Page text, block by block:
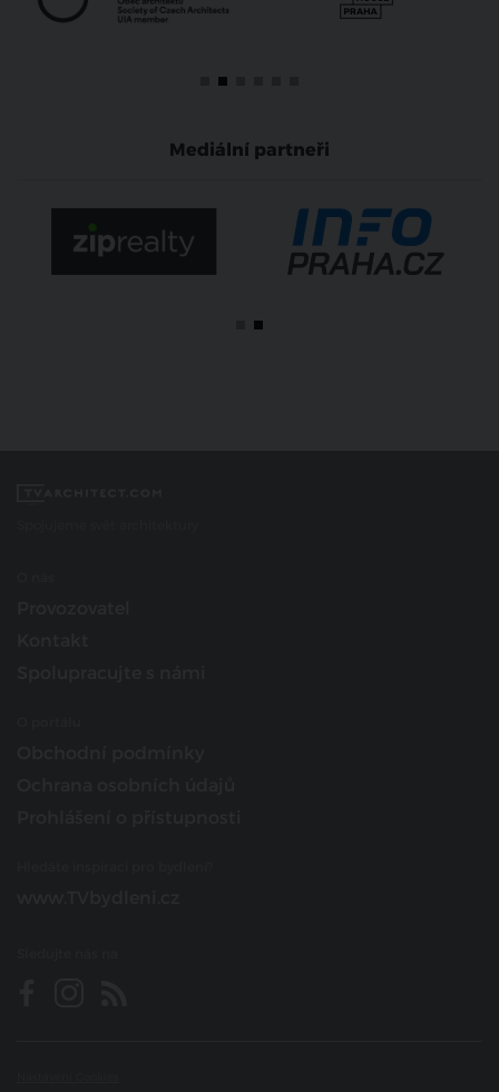
Mediální partneři